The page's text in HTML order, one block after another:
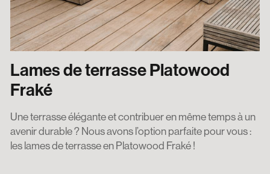
Lames de terrasse Platowood
Fraké
Une terrasse élégante et contribuer en même temps à un
avenir durable ? Nous avons l’option parfaite pour vous :
les lames de terrasse en Platowood Fraké !